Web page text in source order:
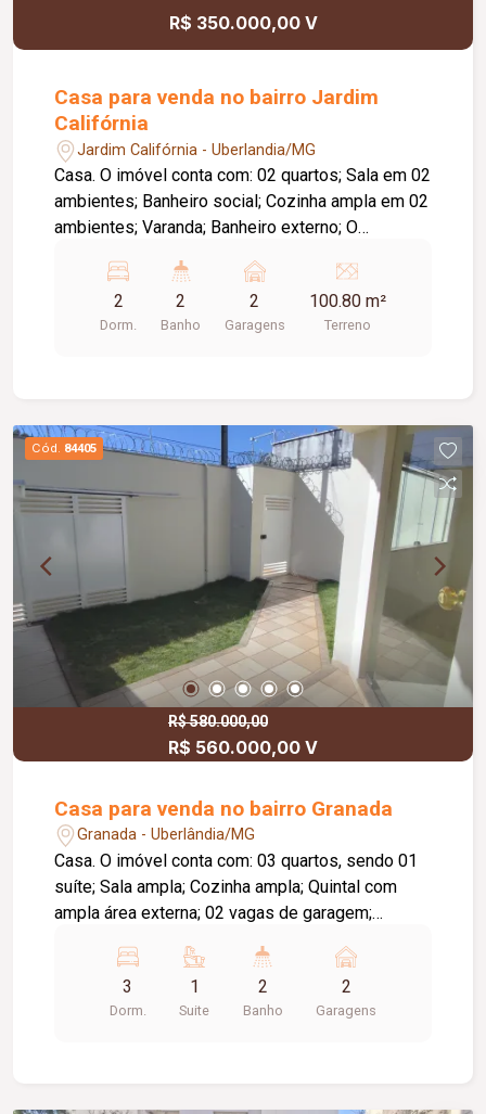
R$ 350.000,00 V
Casa para venda no bairro Jardim
Califórnia
Jardim Califórnia - Uberlandia/MG
Casa. O imóvel conta com: 02 quartos; Sala em 02
ambientes; Banheiro social; Cozinha ampla em 02
ambientes; Varanda; Banheiro externo; O
Piscinas adulto e infantil; Quadra poliesportiva;
Playground; Ampla área verde. Diferenciais: Ideal
para quem busca segurança, conforto e
2
Dorm.
2
Banho
2
Garagens
100.80 m²
Terreno
Cód. 84405
R$ 580.000,00
R$ 560.000,00 V
Casa para venda no bairro Granada
Granada - Uberlândia/MG
Casa. O imóvel conta com: 03 quartos, sendo 01
suíte; Sala ampla; Cozinha ampla; Quintal com
ampla área externa; 02 vagas de garagem;
ambientes; Localização privilegiada, próxima a
hospital da região.
3
Dorm.
1
Suite
2
Banho
2
Garagens